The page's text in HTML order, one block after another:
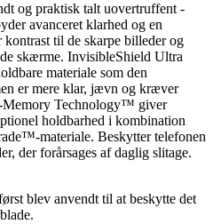
og praktisk talt uovertruffent -
avanceret klarhed og en
til de skarpe billeder og
skærme. InvisibleShield Ultra
materiale som den
er mere klar, jævn og kræver
Memory Technology™ giver
holdbarhed i kombination
materiale. Beskytter telefonen
der forårsages af daglig slitage.
blev anvendt til at beskytte det